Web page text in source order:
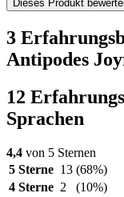
Dieses Produkt
3
Antipodes
12
Sprachen
4,4 von 5 Sternen
5 Sterne 13 (68%)
4 Sterne 2
(10%)